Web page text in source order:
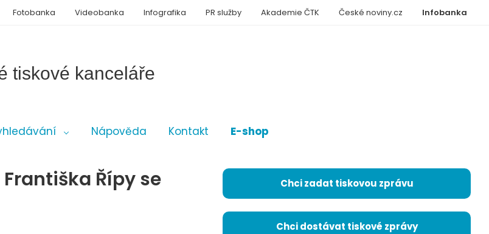
tiskové kanceláře
Nápověda Kontakt E-shop
Infobanka
Fotobanka Videobanka Infografika PR služby Akademie ČTK České noviny.cz
Řípy se
Chci zadat tiskovou zprávu
Chci dostávat tiskové zprávy